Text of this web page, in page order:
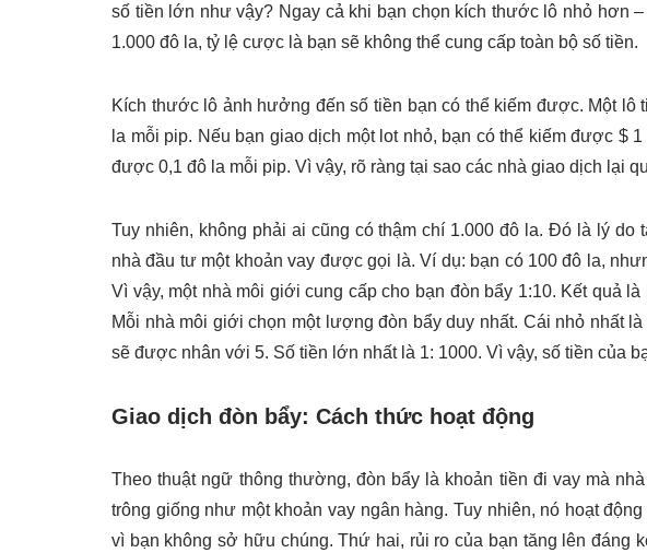
số tiền lớn như vậy? Ngay cả khi bạn chọn kích thước lô nhỏ hơn
1.000 đô la, tỷ lệ cược là bạn sẽ không thể cung cấp toàn bộ số tiền.
Kích thước lô ảnh hưởng đến số tiền bạn có thể kiếm được. Một lô
la mỗi pip. Nếu bạn giao dịch một lot nhỏ, bạn có thể kiếm được $
được 0,1 đô la mỗi pip. Vì vậy, rõ ràng tại sao các nhà giao dịch lại
Tuy nhiên, không phải ai cũng có thậm chí 1.000 đô la. Đó là lý do
nhà đầu tư một khoản vay được gọi là. Ví dụ: bạn có 100 đô la,
Vì vậy, một nhà môi giới cung cấp cho bạn đòn bẩy 1:10. Kết quả
Mỗi nhà môi giới chọn một lượng đòn bẩy duy nhất. Cái nhỏ nhất
sẽ được nhân với 5. Số tiền lớn nhất là 1: 1000. Vì vậy, số tiền của
Giao dịch đòn bẩy: Cách thức hoạt động
Theo thuật ngữ thông thường, đòn bẩy là khoản tiền đi vay mà
trông giống như một khoản vay ngân hàng. Tuy nhiên, nó hoạt
vì bạn không sở hữu chúng. Thứ hai, rủi ro của bạn tăng lên đáng